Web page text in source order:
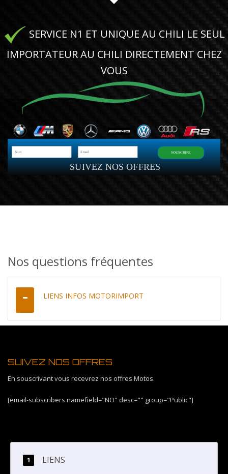
SERVICE N1 ET UNIQUE AU CHILI LE SEUL
IMPORTATEUR AU CHILI DIRECTEMENT CHEZ
VOUS
SUIVEZ NOS OFFRES
SOUSCRIRE
Nos questions fréquentes
LIENS INFOS MOTORIMPORT
SUIVEZ NOS OFFRES
En souscrivant vous recevrez nos offres Motos.
[email-subscribers namefield="NO" desc="" group="Public"]
LIENS